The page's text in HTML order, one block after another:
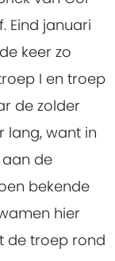
Eind januari
keer zo
I en troep
de zolder
lang, want in
aan de
bekende
hier
de troep rond